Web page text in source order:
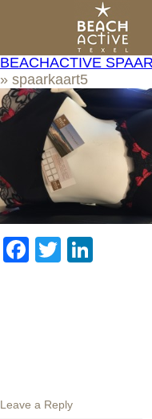
BEACHACTIVE
» spaarkaart5
FacebookTwitter
Leave a Reply